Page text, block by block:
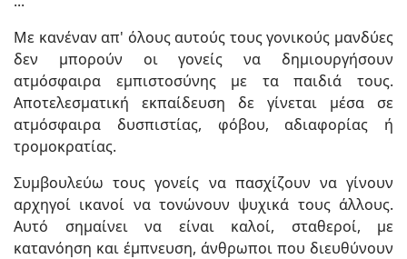
Με κανέναν απ' όλους αυτούς τους γονικούς μανδύες
δεν μπορούν οι γονείς να δημιουργήσουν
ατμόσφαιρα εμπιστοσύνης με τα παιδιά τους.
Αποτελεσματική εκπαίδευση δε γίνεται μέσα σε
ατμόσφαιρα δυσπιστίας, φόβου, αδιαφορίας ή
τρομοκρατίας.
Συμβουλεύω τους γονείς να πασχίζουν να γίνουν
αρχηγοί ικανοί να τονώνουν ψυχικά τους άλλους.
Αυτό σημαίνει να είναι καλοί, σταθεροί, με
κατανόηση και έμπνευση, άνθρωποι που διευθύνουν